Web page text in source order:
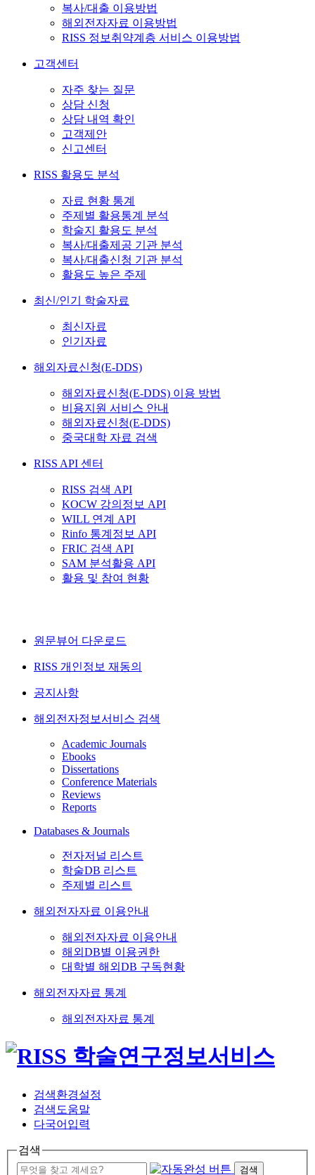
복사/대출 이용방법
해외전자자료 이용방법
RISS 정보취약계층 서비스 이용방법
고객센터
자주 찾는 질문
상담 신청
상담 내역 확인
고객제안
신고센터
RISS 활용도 분석
자료 현황 통계
주제별 활용통계 분석
학술지 활용도 분석
복사/대출제공 기관 분석
복사/대출신청 기관 분석
활용도 높은 주제
최신/인기 학술자료
최신자료
인기자료
해외자료신청(E-DDS)
해외자료신청(E-DDS) 이용 방법
비용지원 서비스 안내
해외자료신청(E-DDS)
중국대학 자료 검색
RISS API 센터
RISS 검색 API
KOCW 강의정보 API
WILL 연계 API
Rinfo 통계정보 API
FRIC 검색 API
SAM 분석활용 API
활용 및 참여 현황
원문뷰어 다운로드
RISS 개인정보 재동의
공지사항
해외전자정보서비스 검색
Academic Journals
Ebooks
Dissertations
Conference Materials
Reviews
Reports
Databases & Journals
전자저널 리스트
학술DB 리스트
주제별 리스트
해외전자자료 이용안내
해외전자자료 이용안내
해외DB별 이용권한
대학별 해외DB 구독현황
해외전자자료 통계
해외전자자료 통계
검색환경설정
검색도움말
다국어입력
검색
검색